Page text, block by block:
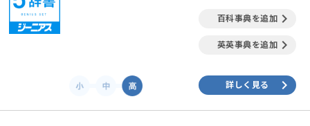
百科事典を追加keyboard_arrow_right
英英事典を追加keyboard_arrow_right
詳しく見る keyboard_arrow_right